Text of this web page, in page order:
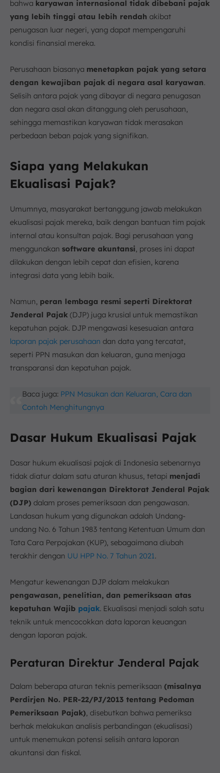
bahwa karyawan internasional tidak dibebani pajak
yang lebih tinggi atau lebih rendah akibat
penugasan luar negeri, yang dapat mempengaruhi
kondisi finansial mereka.
Perusahaan biasanya menetapkan pajak yang setara
dengan kewajiban pajak di negara asal karyawan.
Selisih antara pajak yang dibayar di negara penugasan
dan negara asal akan ditanggung oleh perusahaan,
sehingga memastikan karyawan tidak merasakan
perbedaan beban pajak yang signifikan.
Siapa yang Melakukan
Ekualisasi Pajak?
Umumnya, masyarakat bertanggung jawab melakukan
ekualisasi pajak mereka, baik dengan bantuan tim pajak
internal atau konsultan pajak. Bagi perusahaan yang
menggunakan software akuntansi, proses ini dapat
dilakukan dengan lebih cepat dan efisien, karena
integrasi data yang lebih baik.
Namun, peran lembaga resmi seperti Direktorat
Jenderal Pajak (DJP) juga krusial untuk memastikan
kepatuhan pajak. DJP mengawasi kesesuaian antara
laporan pajak perusahaan dan data yang tercatat,
seperti PPN masukan dan keluaran, guna menjaga
transparansi dan kepatuhan pajak.
Baca juga: PPN Masukan dan Keluaran, Cara dan
Contoh Menghitungnya
Dasar Hukum Ekualisasi Pajak
Dasar hukum ekualisasi pajak di Indonesia sebenarnya
tidak diatur dalam satu aturan khusus, tetapi menjadi
bagian dari kewenangan Direktorat Jenderal Pajak
(DJP) dalam proses pemeriksaan dan pengawasan.
Landasan hukum yang digunakan adalah Undang-
undang No. 6 Tahun 1983 tentang Ketentuan Umum dan
Tata Cara Perpajakan (KUP), sebagaimana diubah
terakhir dengan UU HPP No. 7 Tahun 2021.
Mengatur kewenangan DJP dalam melakukan
pengawasan, penelitian, dan pemeriksaan atas
kepatuhan Wajib pajak. Ekualisasi menjadi salah satu
teknik untuk mencocokkan data laporan keuangan
dengan laporan pajak.
Peraturan Direktur Jenderal Pajak
Dalam beberapa aturan teknis pemeriksaan (misalnya
Perdirjen No. PER-22/PJ/2013 tentang Pedoman
Pemeriksaan Pajak), disebutkan bahwa pemeriksa
berhak melakukan analisis perbandingan (ekualisasi)
untuk menemukan potensi selisih antara laporan
akuntansi dan fiskal.